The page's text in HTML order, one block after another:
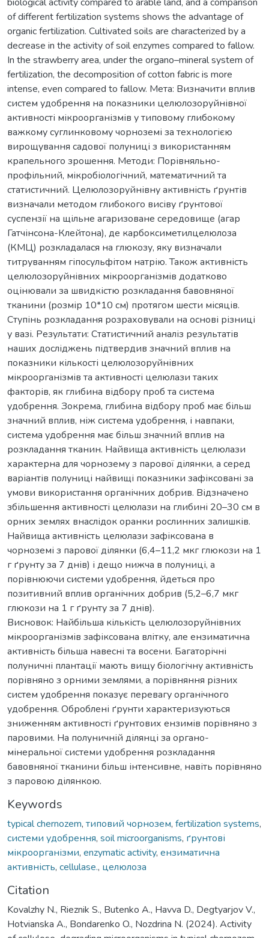
of different fertilization systems shows the advantage of
organic fertilization. Cultivated soils are characterized by a
decrease in the activity of soil enzymes compared to fallow.
In the strawberry area, under the organo–mineral system of
fertilization, the decomposition of cotton fabric is more
intense, even compared to fallow. Мета: Визначити вплив
систем удобрення на показники целюлозоруйнівної
активності мікроорганізмів у типовому глибокому
важкому суглинковому чорноземі за технологією
вирощування садової полуниці з використанням
крапельного зрошення. Методи: Порівняльно-
профільний, мікробіологічний, математичний та
статистичний. Целюлозоруйнівну активність ґрунтів
визначали методом глибокого висіву ґрунтової
суспензії на щільне агаризоване середовище (агар
Гатчінсона-Клейтона), де карбоксиметилцелюлоза
(КМЦ) розкладалася на глюкозу, яку визначали
титруванням гіпосульфітом натрію. Також активність
целюлозоруйнівних мікроорганізмів додатково
оцінювали за швидкістю розкладання бавовняної
тканини (розмір 10*10 см) протягом шести місяців.
Ступінь розкладання розраховували на основі різниці
у вазі. Результати: Статистичний аналіз результатів
наших досліджень підтвердив значний вплив на
показники кількості целюлозоруйнівних
мікроорганізмів та активності целюлази таких
факторів, як глибина відбору проб та система
удобрення. Зокрема, глибина відбору проб має більш
значний вплив, ніж система удобрення, і навпаки,
система удобрення має більш значний вплив на
розкладання тканин. Найвища активність целюлази
характерна для чорнозему з парової ділянки, а серед
варіантів полуниці найвищі показники зафіксовані за
умови використання органічних добрив. Відзначено
збільшення активності целюлази на глибині 20–30 см в
орних землях внаслідок оранки рослинних залишків.
Найвища активність целюлази зафіксована в
чорноземі з парової ділянки (6,4–11,2 мкг глюкози на 1
г ґрунту за 7 днів) і дещо нижча в полуниці, а
порівнюючи системи удобрення, йдеться про
позитивний вплив органічних добрив (5,2–6,7 мкг
глюкози на 1 г ґрунту за 7 днів).
Висновок: Найбільша кількість целюлозоруйнівних
мікроорганізмів зафіксована влітку, але ензиматична
активність більша навесні та восени. Багаторічні
полуничні плантації мають вищу біологічну активність
порівняно з орними землями, а порівняння різних
систем удобрення показує перевагу органічного
удобрення. Оброблені ґрунти характеризуються
зниженням активності ґрунтових ензимів порівняно з
паровими. На полуничній ділянці за органо-
мінеральної системи удобрення розкладання
бавовняної тканини більш інтенсивне, навіть порівняно
з паровою ділянкою.
Keywords
typical chernozem, типовий чорнозем, fertilization systems,
системи удобрення, soil microorganisms, ґрунтові
мікроорганізми, enzymatic activity, ензиматична
активність, cellulase., целюлоза
Citation
Kovalzhy N., Rieznik S., Butenko A., Havva D., Degtyarjov V.,
Hotvianska A., Bondarenko O., Nozdrina N. (2024). Activity